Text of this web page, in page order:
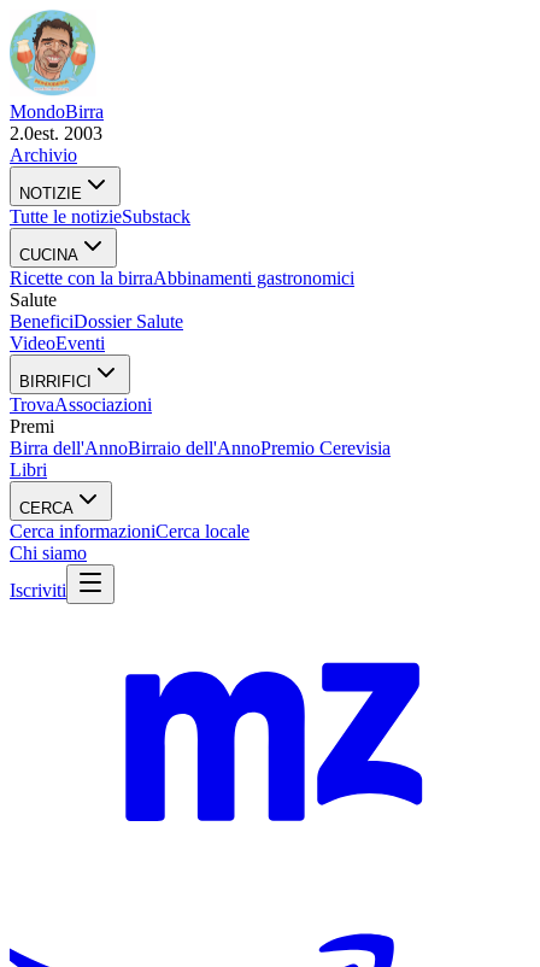
MondoBirra
2.0est. 2003
Archivio
NOTIZIE
Tutte le notizieSubstack
CUCINA
Ricette con la birraAbbinamenti gastronomici
Salute
BeneficiDossier Salute
VideoEventi
BIRRIFICI
TrovaAssociazioni
Premi
Birra dell'AnnoBirraio dell'AnnoPremio Cerevisia
Libri
CERCA
Cerca informazioniCerca locale
Chi siamo
Iscriviti